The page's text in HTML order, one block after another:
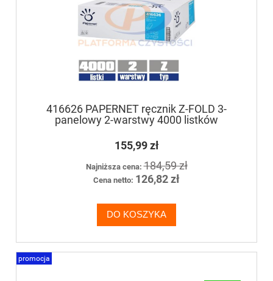
416626 PAPERNET ręcznik Z-FOLD 3-
panelowy 2-warstwy 4000 listków
155,99 zł
Najniższa cena:184,59 zł
Cena netto: 126,82 zł
DO KOSZYKA
promocja